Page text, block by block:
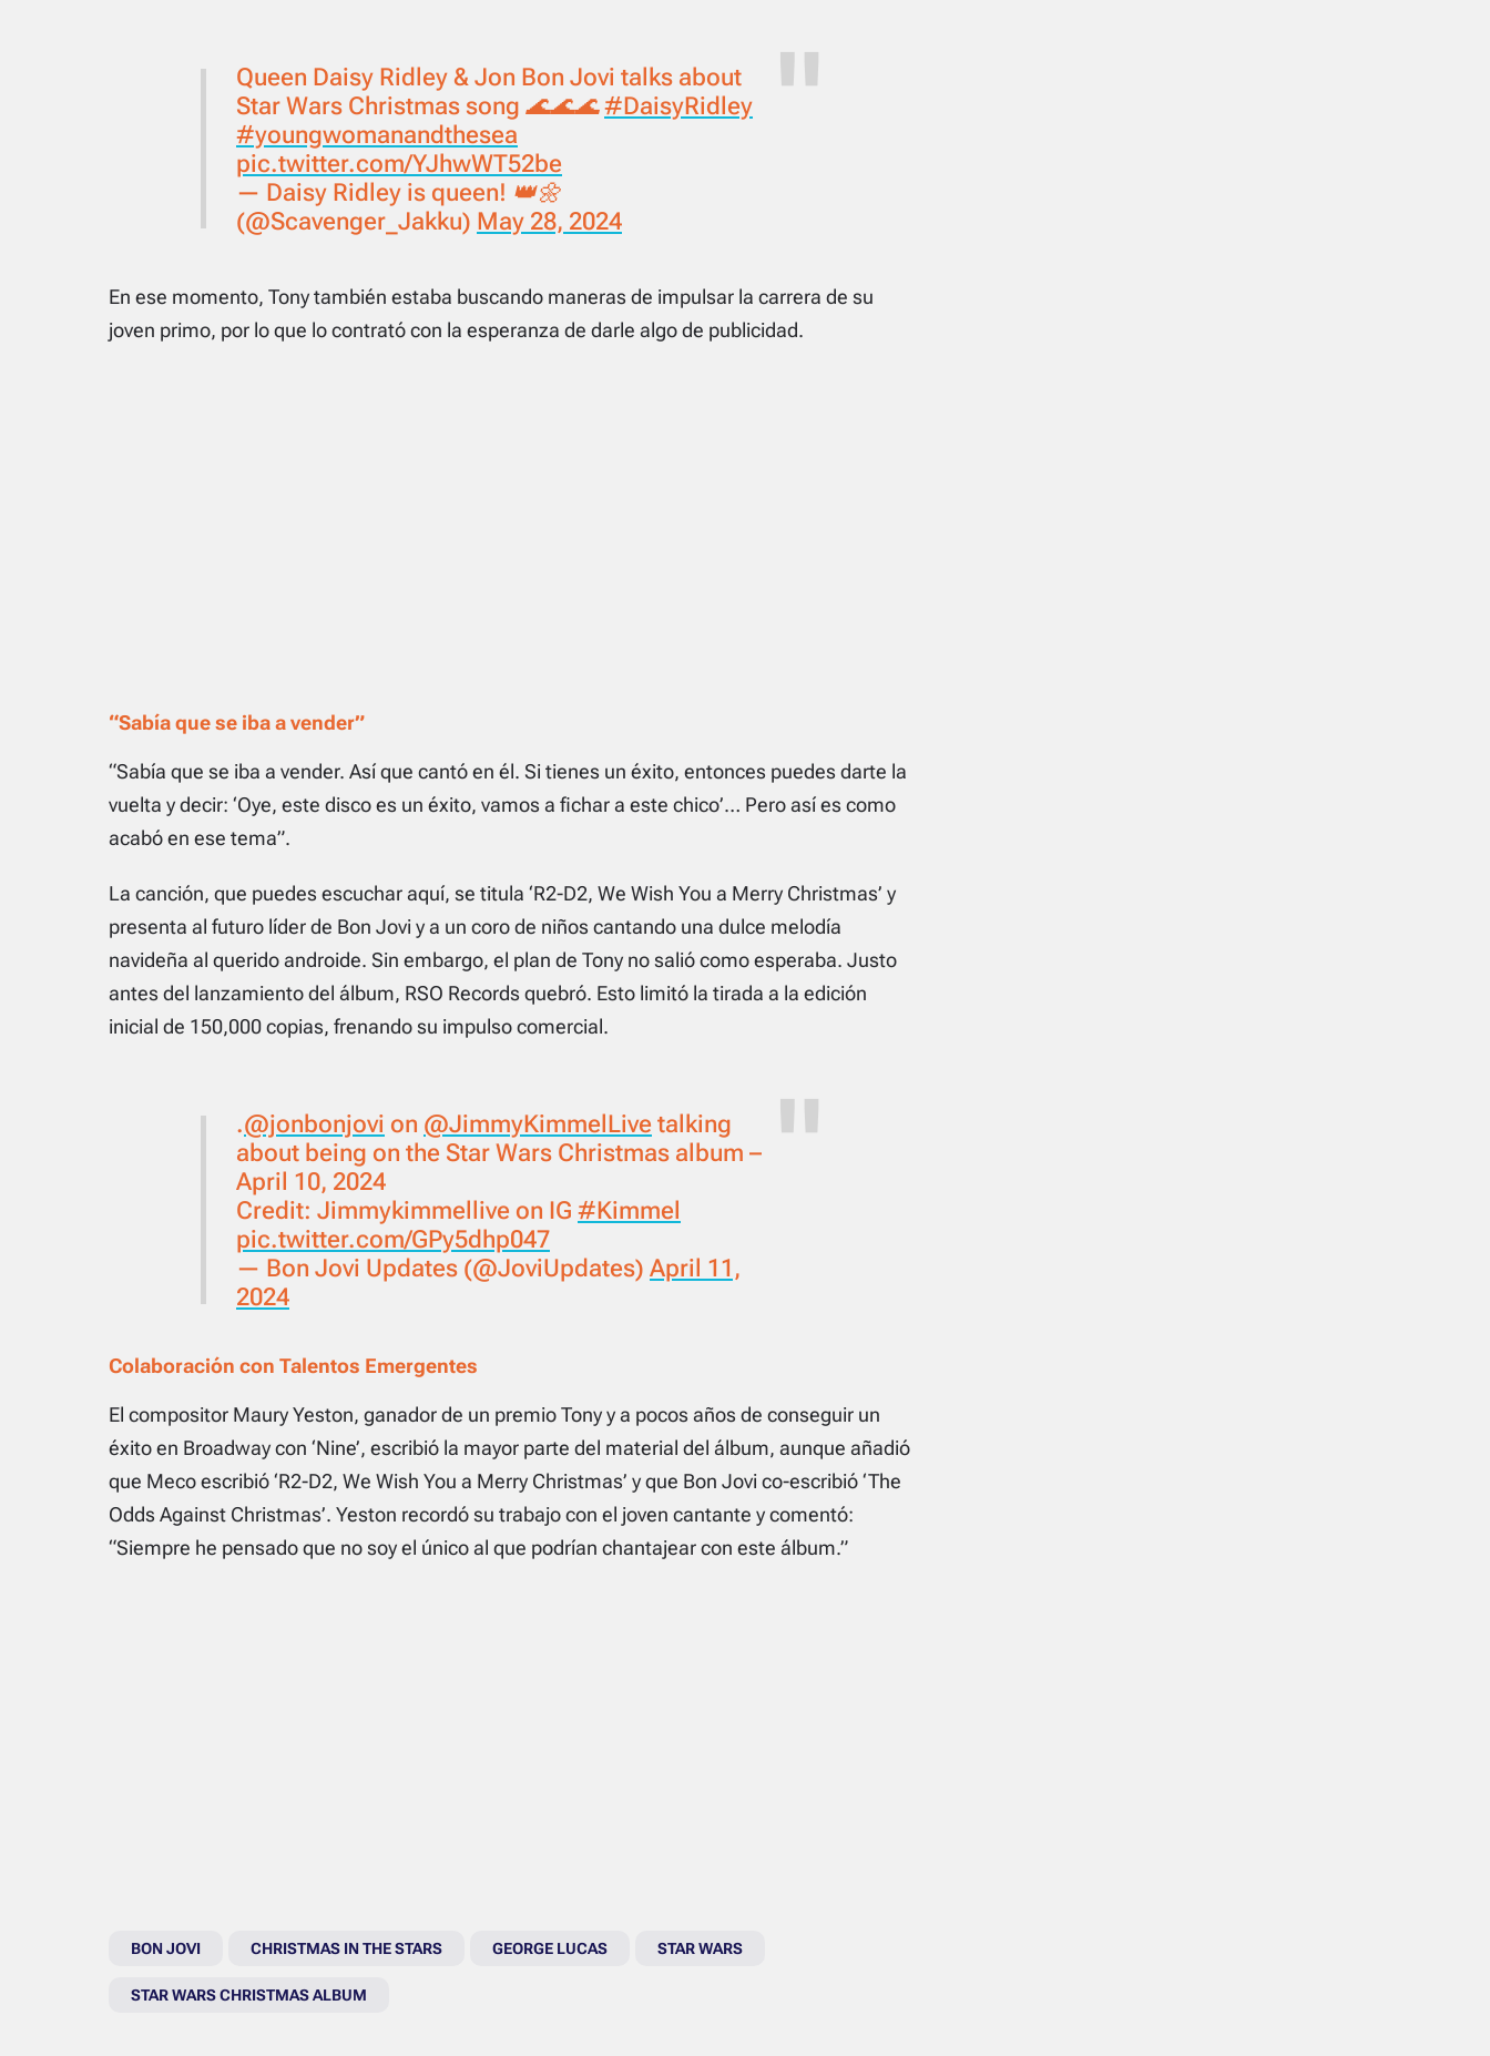
Queen Daisy Ridley & Jon Bon Jovi talks about
Star Wars Christmas song 🌊🌊🌊#DaisyRidley
#youngwomanandthesea
pic.twitter.com/YJhwWT52be
— Daisy Ridley is queen! 👑🌼
(@Scavenger_Jakku) May 28, 2024
En ese momento, Tony también estaba buscando maneras de impulsar la carrera de su
joven primo, por lo que lo contrató con la esperanza de darle algo de publicidad.
“Sabía que se iba a vender”
“Sabía que se iba a vender. Así que cantó en él. Si tienes un éxito, entonces puedes darte la
vuelta y decir: ‘Oye, este disco es un éxito, vamos a fichar a este chico’… Pero así es como
acabó en ese tema”.
La canción, que puedes escuchar aquí, se titula ‘R2-D2, We Wish You a Merry Christmas’ y
presenta al futuro líder de Bon Jovi y a un coro de niños cantando una dulce melodía
navideña al querido androide. Sin embargo, el plan de Tony no salió como esperaba. Justo
antes del lanzamiento del álbum, RSO Records quebró. Esto limitó la tirada a la edición
inicial de 150,000 copias, frenando su impulso comercial.
.@jonbonjovi on @JimmyKimmelLive talking
about being on the Star Wars Christmas album –
April 10, 2024
Credit: Jimmykimmellive on IG #Kimmel
pic.twitter.com/GPy5dhp047
— Bon Jovi Updates (@JoviUpdates) April 11,
2024
Colaboración con Talentos Emergentes
El compositor Maury Yeston, ganador de un premio Tony y a pocos años de conseguir un
éxito en Broadway con ‘Nine’, escribió la mayor parte del material del álbum, aunque añadió
que Meco escribió ‘R2-D2, We Wish You a Merry Christmas’ y que Bon Jovi co-escribió ‘The
Odds Against Christmas’. Yeston recordó su trabajo con el joven cantante y comentó:
“Siempre he pensado que no soy el único al que podrían chantajear con este álbum.”
BON JOVI CHRISTMAS IN THE STARS GEORGE LUCAS STAR WARS
STAR WARS CHRISTMAS ALBUM